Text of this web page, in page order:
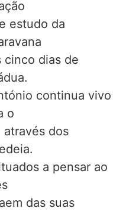
estudo da
cinco dias de
continua vivo
o
através dos
a pensar ao
das suas